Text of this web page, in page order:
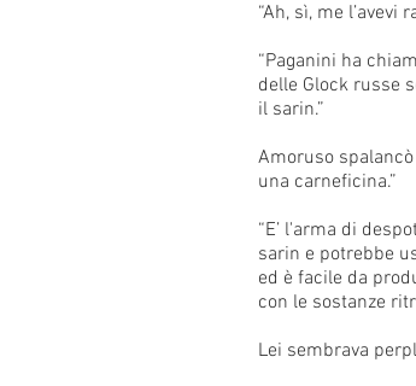
“Ah, sì, me l’avevi
“Paganini ha
delle Glock russe
il sarin.”
Amoruso
una carneficina.”
“E’ l'arma di
sarin e potrebbe
ed è facile da
con le sostanze
Lei sembrava